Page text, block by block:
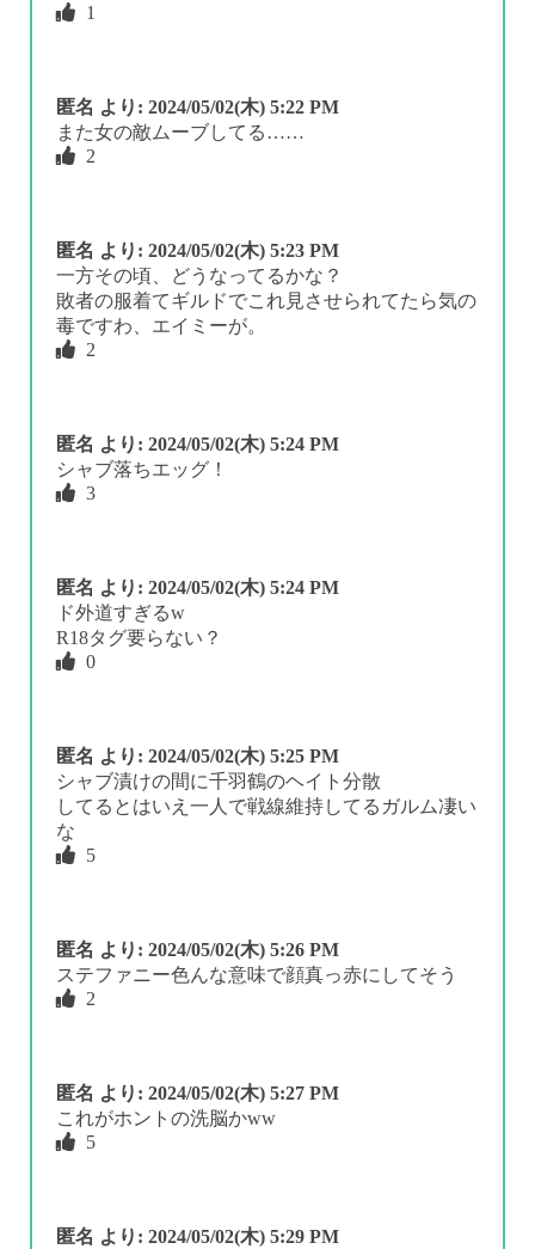
1
匿名 より: 2024/05/02(木) 5:22 PM
また女の敵ムーブしてる……
2
匿名 より: 2024/05/02(木) 5:23 PM
一方その頃、どうなってるかな？
敗者の服着てギルドでこれ見させられてたら気の
毒ですわ、エイミーが。
2
匿名 より: 2024/05/02(木) 5:24 PM
シャブ落ちエッグ！
3
匿名 より: 2024/05/02(木) 5:24 PM
ド外道すぎるw
R18タグ要らない？
0
匿名 より: 2024/05/02(木) 5:25 PM
シャブ漬けの間に千羽鶴のヘイト分散
してるとはいえ一人で戦線維持してるガルム凄い
な
5
匿名 より: 2024/05/02(木) 5:26 PM
ステファニー色んな意味で顔真っ赤にしてそう
2
匿名 より: 2024/05/02(木) 5:27 PM
これがホントの洗脳かww
5
匿名 より: 2024/05/02(木) 5:29 PM